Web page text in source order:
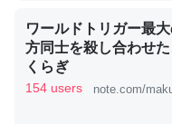
─ニュース :: 【研究発表】
いのか」に関する新仮説
ワールドトリガー最
方同士を殺し合わせ
くらぎ
154 users note.com/